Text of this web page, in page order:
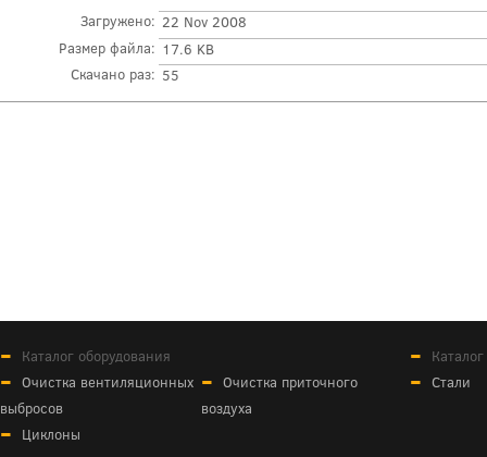
Загружено: 22 Nov 2008
Размер файла: 17.6 KB
Скачано раз: 55
Каталог оборудования
Очистка вентиляционных
выбросов
Очистка приточного
воздуха
Циклоны
Стали